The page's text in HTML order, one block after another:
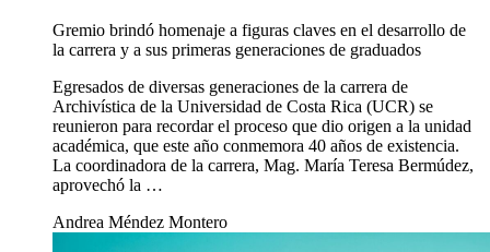
Gremio brindó homenaje a figuras claves en el desarrollo de
la carrera y a sus primeras generaciones de graduados
Egresados de diversas generaciones de la carrera de
Archivística de la Universidad de Costa Rica (UCR) se
reunieron para recordar el proceso que dio origen a la unidad
académica, que este año conmemora 40 años de existencia.
La coordinadora de la carrera, Mag. María Teresa Bermúdez,
aprovechó la …
Andrea Méndez Montero